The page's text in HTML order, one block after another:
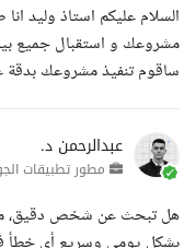
السلام عليكم استاذ وليد
ساقوم تنفيذ مشروعك بدقة
عبدالرحمن د.
مطور تطبيقات
هل تبحث عن شخص دقيق،